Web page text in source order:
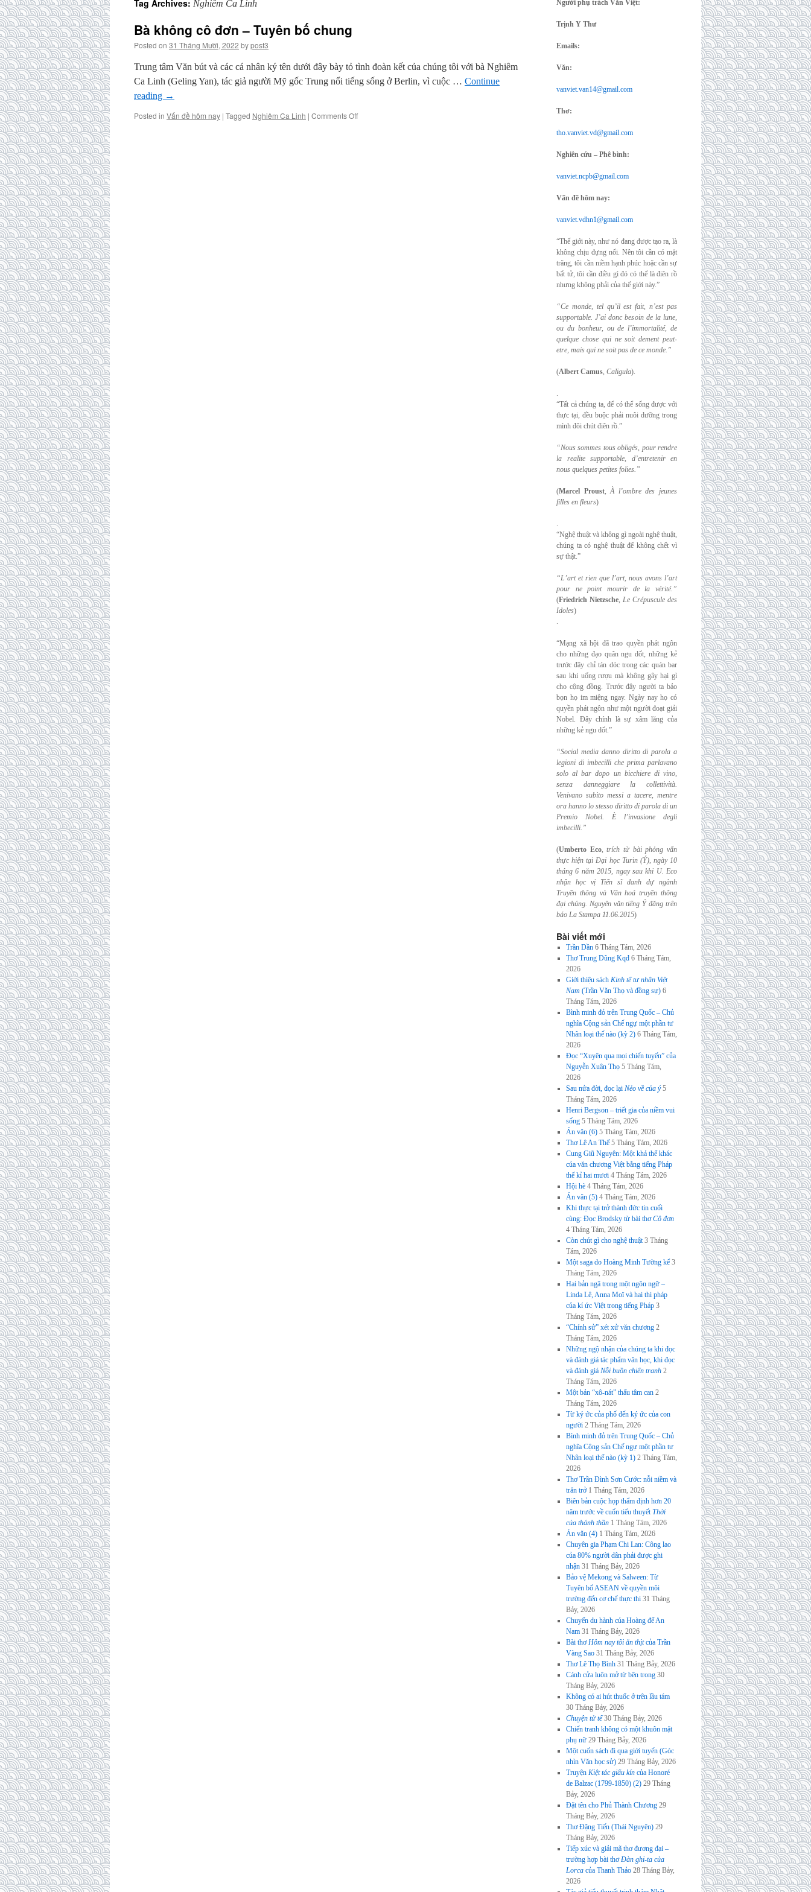
Tag Archives: Nghiêm Ca Linh
Bà không cô đơn – Tuyên bố chung
Posted on 31 Tháng Mười, 2022 bypost3
Trung tâm Văn bút và các cá nhân ký tên dưới đây bày tỏ tình đoàn kết của chúng tôi với bà Nghiêm
Ca Linh (Geling Yan), tác giả người Mỹ gốc Trung nổi tiếng sống ở Berlin, vì cuộc … Continue
reading →
Posted in Vấn đề hôm nay | Tagged Nghiêm Ca Linh | Comments Offon
Người phụ trách Văn Việt:
Trịnh Y Thư
Emails:
Văn:
vanviet.van14@gmail.com
Thơ:
tho.vanviet.vd@gmail.com
Nghiên cứu – Phê bình:
vanviet.ncpb@gmail.com
Vấn đề hôm nay:
vanviet.vdhn1@gmail.com
“Thế giới này, như nó đang được tạo ra, là
không chịu đựng nổi. Nên tôi cần có mặt
trăng, tôi cần niềm hạnh phúc hoặc cần sự
bất tử, tôi cần điều gì đó có thể là điên rồ
nhưng không phải của thế giới này.”
“Ce monde, tel qu’il est fait, n’est pas
supportable. J’ai donc besoin de la lune,
ou du bonheur, ou de l’immortalité, de
quelque chose qui ne soit dement peut-
etre, mais qui ne soit pas de ce monde.”
(Albert Camus, Caligula).
.
“Tất cả chúng ta, để có thể sống được với
thực tại, đều buộc phải nuôi dưỡng trong
mình đôi chút điên rồ.”
“Nous sommes tous obligés, pour rendre
la realite supportable, d’entretenir en
nous quelques petites folies.”
(Marcel Proust,À l’ombre des jeunes
filles en fleurs)
.
“Nghệ thuật và không gì ngoài nghệ thuật,
chúng ta có nghệ thuật để không chết vì
sự thật.”
“L’art et rien que l’art, nous avons l’art
pour ne point mourir de la vérité.”
(Friedrich Nietzsche, Le Crépuscule des
Idoles)
.
“Mạng xã hội đã trao quyền phát ngôn
cho những đạo quân ngu dốt, những kẻ
trước đây chỉ tán dóc trong các quán bar
sau khi uống rượu mà không gây hại gì
cho cộng đồng. Trước đây người ta bảo
bọn họ im miệng ngay. Ngày nay họ có
quyền phát ngôn như một người đoạt giải
Nobel. Đây chính là sự xâm lăng của
những kẻ ngu dốt.”
“Social media danno diritto di parola a
legioni di imbecilli che prima parlavano
solo albar dopo un bicchiere di vino,
senza danneggiare la collettività.
Venivano subito messi a tacere, mentre
ora hanno lo stesso diritto di parola di un
Premio Nobel. È l’invasione degli
imbecilli.”
(Umberto Eco,trích từ bài phỏng vấn
thực hiện tại Đại học Turin (Ý), ngày 10
tháng 6 năm 2015, ngay sau khi U. Eco
nhận học vị Tiến sĩ danh dự ngành
Truyền thông và Văn hoá truyền thông
đại chúng. Nguyên văn tiếng Ý đăng trên
báo La Stampa 11.06.2015)
Bài viết mới
Trần Dần 6 Tháng Tám, 2026
Thơ Trung Dũng Kqđ 6 Tháng Tám,
2026
Giới thiệu sách Kinh tế tư nhân Việt
Nam (Trần Văn Thọ và đồng sự) 6
Tháng Tám, 2026
Bình minh đỏ trên Trung Quốc – Chủ
nghĩa Cộng sản Chế ngự một phần tư
Nhân loại thế nào (kỳ 2) 6 Tháng Tám,
2026
Đọc “Xuyên qua mọi chiến tuyến” của
Nguyễn Xuân Thọ 5 Tháng Tám,
2026
Sau nửa đời, đọc lại Nẻo về của ý 5
Tháng Tám, 2026
Henri Bergson – triết gia của niềm vui
sống 5 Tháng Tám, 2026
Án văn (6) 5 Tháng Tám, 2026
Thơ Lê An Thế 5 Tháng Tám, 2026
Cung Giũ Nguyên: Một khả thể khác
của văn chương Việt bằng tiếng Pháp
thế kỉ hai mươi 4 Tháng Tám, 2026
Hội hè 4 Tháng Tám, 2026
Án văn (5) 4 Tháng Tám, 2026
Khi thực tại trở thành đức tin cuối
cùng: Đọc Brodsky từ bài thơCô đơn
4 Tháng Tám, 2026
Còn chút gì cho nghệ thuật 3 Tháng
Tám, 2026
Một saga do Hoàng Minh Tường kể 3
Tháng Tám, 2026
Hai bản ngã trong một ngôn ngữ –
Linda Lê, Anna Moï và hai thi pháp
của kí ức Việt trong tiếng Pháp 3
Tháng Tám, 2026
“Chính sử” xét xử văn chương 2
Tháng Tám, 2026
Những ngộ nhận của chúng ta khi đọc
và đánh giá tác phẩm văn học, khi đọc
và đánh giá Nỗi buồn chiến tranh 2
Tháng Tám, 2026
Một bản “xô-nát” thấu tâm can 2
Tháng Tám, 2026
Từ ký ức của phố đến ký ức của con
người 2 Tháng Tám, 2026
Bình minh đỏ trên Trung Quốc – Chủ
nghĩa Cộng sản Chế ngự một phần tư
Nhân loại thế nào (kỳ 1) 2 Tháng Tám,
2026
Thơ Trần Đình Sơn Cước: nỗi niềm và
trăn trở 1 Tháng Tám, 2026
Biên bản cuộc họp thẩm định hơn 20
năm trước về cuốn tiểu thuyếtThời
của thánh thần 1 Tháng Tám, 2026
Án văn (4) 1 Tháng Tám, 2026
Chuyên gia Phạm Chi Lan: Công lao
của 80% người dân phải được ghi
nhận 31 Tháng Bảy, 2026
Bảo vệ Mekong và Salween: Từ
Tuyên bố ASEAN về quyền môi
trường đến cơ chế thực thi 31 Tháng
Bảy, 2026
Chuyến du hành của Hoàng đế An
Nam 31 Tháng Bảy, 2026
Bài thơHôm nay tôi ăn thịtcủa Trần
Vàng Sao 31 Tháng Bảy, 2026
Thơ Lê Thọ Bình 31 Tháng Bảy, 2026
Cánh cửa luôn mở từ bên trong 30
Tháng Bảy, 2026
Không có ai hút thuốc ở trên lầu tám
30 Tháng Bảy, 2026
Chuyện tử tế 30 Tháng Bảy, 2026
Chiến tranh không có một khuôn mặt
phụ nữ 29 Tháng Bảy, 2026
Một cuốn sách đi qua giới tuyến (Góc
nhìn Văn học sử) 29 Tháng Bảy, 2026
Truyện Kiệt tác giấu kíncủa Honoré
de Balzac (1799-1850) (2) 29 Tháng
Bảy, 2026
Đặt tên cho Phủ Thành Chương 29
Tháng Bảy, 2026
Thơ Đặng Tiến (Thái Nguyên) 29
Tháng Bảy, 2026
Tiếp xúc và giải mã thơ đương đại –
trường hợp bài thơĐàn ghi-ta của
Lorcacủa Thanh Thảo 28 Tháng Bảy,
2026